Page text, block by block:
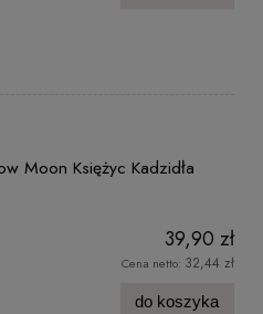
Moon Księżyc Kadzidła
39,90 zł
Cena netto: 32,44 zł
do koszyka